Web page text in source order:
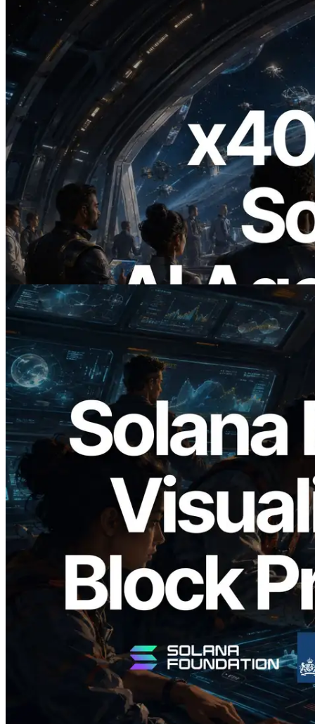
2026.07.04
ERPC lança Solana RPC com suporte a
x402 — A era em que agentes de IA
pagam sob demanda pelas APIs de que
precisam
Ler este artigo
2026.05.24
Validators Solutions lança Solana Block
Analyzer — Visualizando o tempo de
produção de bloco por slot e o validador
responsável